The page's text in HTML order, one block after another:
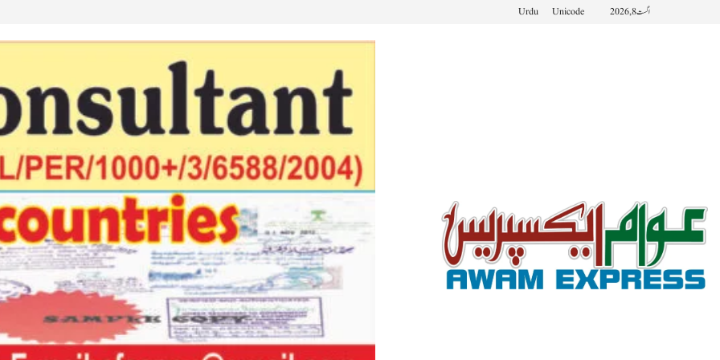
اگست 8, 2026 Unicode
Urdu